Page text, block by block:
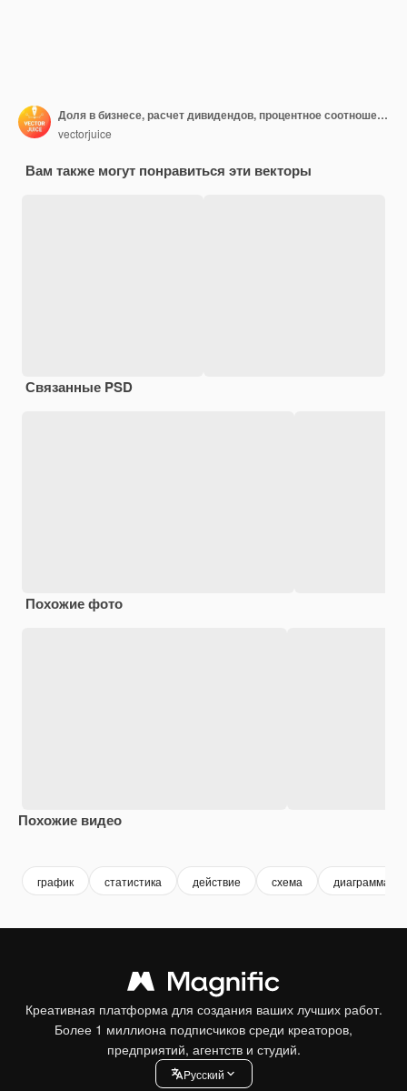
Доля в бизнесе, расчет дивидендов, процентное соотношение. Размер взноса, сумма депозита, бухгалтерский учет и аудит. Акционеры героев мультфильмов
vectorjuice
Вам также могут понравиться эти векторы
Связанные PSD
Похожие фото
Похожие видео
график статистика действие схема диаграмма
Креативная платформа для создания ваших лучших работ.
Более 1 миллиона подписчиков среди креаторов,
предприятий, агентств и студий.
Pусский